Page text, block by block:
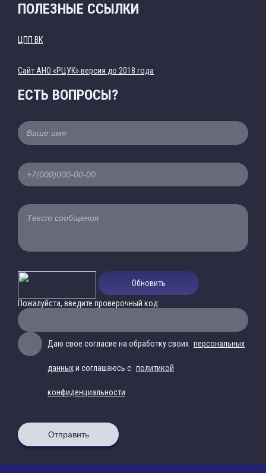
ПОЛЕЗНЫЕ ССЫЛКИ
ЦПП ВК
Cайт АНО «РЦУК» версия до 2018 года
ЕСТЬ ВОПРОСЫ?
Обновить
Пожалуйста, введите проверочный код:
Даю свое согласие на обработку своих персональных
данныхи соглашаюсь с политикой
конфиденциальности
Отправить